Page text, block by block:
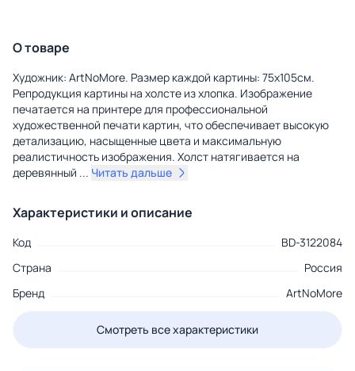
О товаре
Художник: ArtNoMore. Размер каждой картины: 75х105см.
Репродукция картины на холсте из хлопка. Изображение
печатается на принтере для профессиональной
художественной печати картин, что обеспечивает высокую
детализацию, насыщенные цвета и максимальную
реалистичность изображения. Холст натягивается на
деревянный ... Читать дальше
Характеристики и описание
Код
BD-3122084
Страна
Россия
Бренд
ArtNoMore
Смотреть все характеристики